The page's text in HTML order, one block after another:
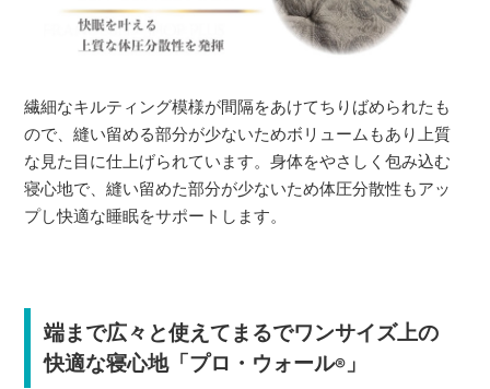
繊細なキルティング模様が間隔をあけてちりばめられたも
ので、縫い留める部分が少ないためボリュームもあり上質
な見た目に仕上げられています。身体をやさしく包み込む
寝心地で、縫い留めた部分が少ないため体圧分散性もアッ
プし快適な睡眠をサポートします。
端まで広々と使えてまるでワンサイズ上の
快適な寝心地「プロ・ウォール®」